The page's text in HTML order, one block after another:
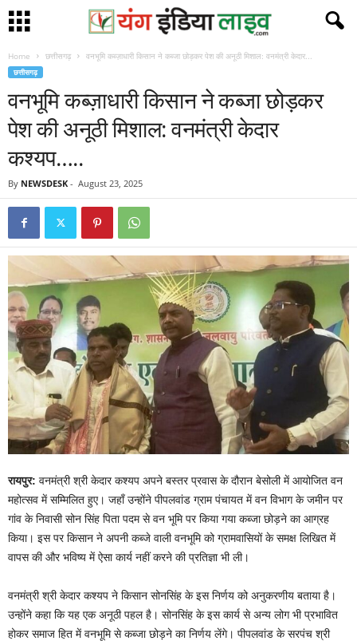
Home छत्तीसगढ़ वनभूमि कब्ज़ाधारी किसान ने कब्जा छोड़कर पेश की अनूठी मिशाल: वनमंत्री केदार...
छत्तीसगढ़
वनभूमि कब्ज़ाधारी किसान ने कब्जा छोड़कर
पेश की अनूठी मिशाल: वनमंत्री केदार
कश्यप…..
By NEWSDESK - August 23, 2025
रायपुर: वनमंत्री श्री केदार कश्यप अपने बस्तर प्रवास के दौरान बेसोली में आयोजित वन
महोत्सव में सम्मिलित हुए। जहाँ उन्होंने पीपलवांड ग्राम पंचायत में वन विभाग के जमीन पर
गांव के निवासी सोन सिंह पिता पदम से वन भूमि पर किया गया कब्जा छोड़ने का आग्रह
किया। इस पर किसान ने अपनी कब्जे वाली वनभूमि को ग्रामवासियों के समक्ष लिखित में
वापस की और भविष्य में ऐसा कार्य नहीं करने की प्रतिज्ञा भी ली।
वनमंत्री श्री केदार कश्यप ने किसान सोनसिंह के इस निर्णय को अनुकरणीय बताया है।
उन्होंने कहा कि यह एक अनूठी पहल है। सोनसिंह के इस कार्य से अन्य लोग भी प्रभावित
होकर समाज हित में वनभूमि से कब्जा छोड़ने का निर्णय लेंगे। पीपलवांड के सरपंच श्री